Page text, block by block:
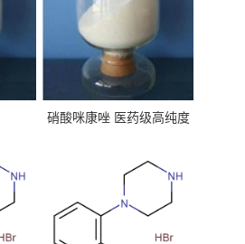
硝酸咪康唑 医药级高纯度